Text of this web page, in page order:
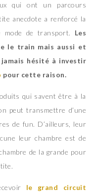
qui ont un parcours
anecdote a renforcé la
mode de transport. Les
le train mais aussi et
hésité à investir
pour cette raison.
qui savent être à la
peut transmettre d’une
de fun. D’ailleurs, leur
leur chambre est de
de la grande pour
le grand circuit